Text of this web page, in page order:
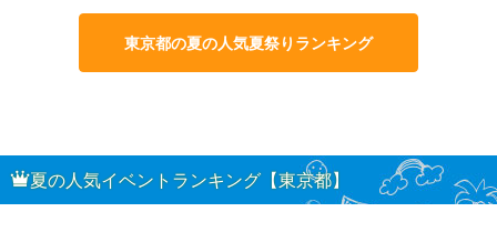
東京都の夏の人気夏祭りランキング
夏の人気イベントランキング【東京都】